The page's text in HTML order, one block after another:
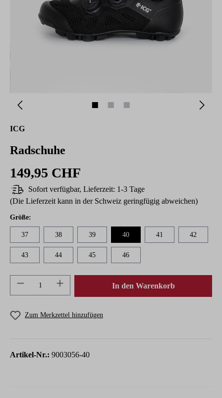
ICG
Radschuhe
149,95 CHF
Sofort verfügbar, Lieferzeit: 1-3 Tage
(Die Lieferzeit kann in der Schweiz geringfügig abweichen)
Größeauswählen
:
37 38 39 40 41 42
43 44 45 46
Produkt Anzahl: Gib den gewünschten Wert
In den Warenkorb
Zum Merkzettel hinzufügen
Artikel-Nr.: 9003056-40